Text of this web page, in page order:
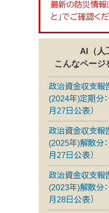
最新の防災情報
と」でご確認く
AI（人
こんなページ
政治資金収支報
(2024年)定期分
月27日公表）
政治資金収支報
(2025年)解散分
月27日公表）
政治資金収支報
(2023年)解散分
月28日公表）